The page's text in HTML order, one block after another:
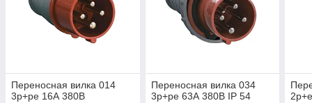
Переносная вилка 014
3р+ре 16А 380В
Переносная вилка 034
3р+ре 63А 380В IP 54